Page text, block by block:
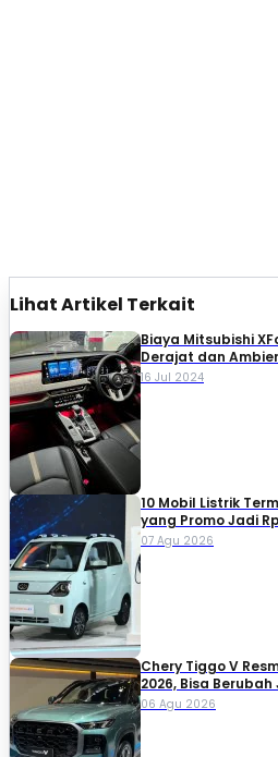
Lihat Artikel Terkait
Biaya Mitsubishi
Derajat dan
16 Jul 2024
10 Mobil Listrik
yang Promo Jadi
07 Agu 2026
Chery Tiggo V
2026, Bisa
06 Agu 2026